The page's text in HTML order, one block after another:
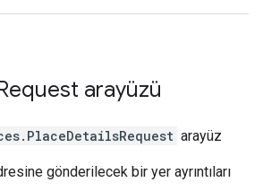
arayüzü
. PlaceDetailsRequest arayüz
gönderilecek bir yer ayrıntıları